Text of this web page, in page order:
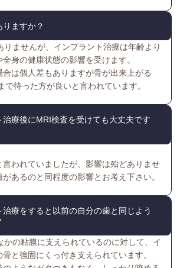
ますか？
りませんが、インプラント治療は年齢より
身の健康状態の影響を受けます。
合は個人差もありますが骨が出来上がる
で待った方が良いと言われています。
治療後にMRI検査を受けても大丈夫です
言われていましたが、影響は殆どありませ
あるのと同程度の影響とお考え下さい。
治療をすると以前の自分の歯と同じよう
かの粘膜に支えられているのに対して、イ
と強固にくっ付き支えられています。